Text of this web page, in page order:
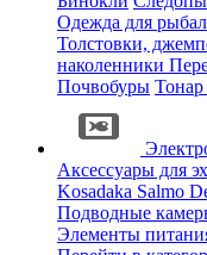
Одежда для
Толстовки,
наколенники
Почвобуры Тонар
Аксессуары для
Kosadaka Salmo
Подводные
Элементы